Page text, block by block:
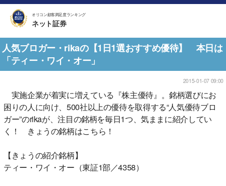
オリコン顧客満足度ランキング
ネット証券
人気ブロガー・rikaの【1日1選おすすめ優待】 本日は
「ティー・ワイ・オー」
2015-01-07 09:00
実施企業が着実に増えている『株主優待』。銘柄選びにお
困りの人に向け、500社以上の優待を取得する“人気優待ブロ
ガー”のrikaが、注目の銘柄を毎日1つ、気ままに紹介してい
く！ きょうの銘柄はこちら！
【きょうの紹介銘柄】
ティー・ワイ・オー（東証1部／4358）